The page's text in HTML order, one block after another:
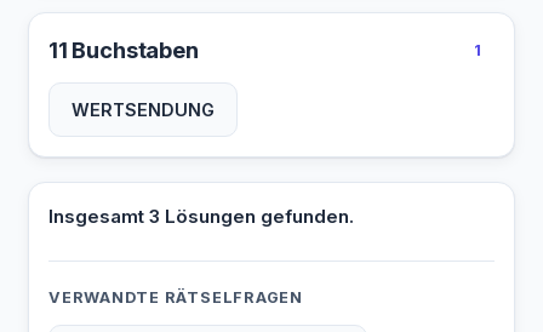
11 Buchstaben 1
WERTSENDUNG
Insgesamt 3 Lösungen gefunden.
VERWANDTE RÄTSELFRAGEN